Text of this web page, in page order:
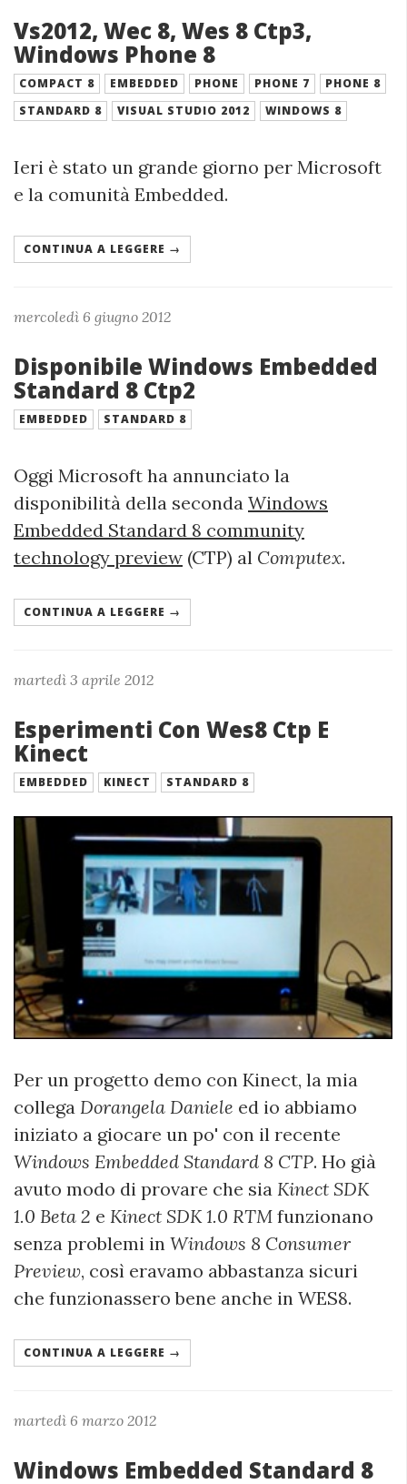
Vs2012, Wec 8, Wes 8 Ctp3,
Windows Phone 8
COMPACT 8 EMBEDDED PHONE PHONE 7
PHONE 8
STANDARD 8
VISUAL STUDIO 2012 WINDOWS 8
Ieri è stato un grande giorno per Microsoft
e la comunità Embedded.
CONTINUA A LEGGERE →
mercoledì 6 giugno 2012
Disponibile Windows Embedded
Standard 8 Ctp2
EMBEDDED STANDARD 8
Oggi Microsoft ha annunciato la
disponibilità della seconda Windows
Embedded Standard 8 community
technology preview (CTP) al Computex.
CONTINUA A LEGGERE →
martedì 3 aprile 2012
Esperimenti Con Wes8 Ctp E
Kinect
EMBEDDED KINECT STANDARD 8
Per un progetto demo con Kinect, la mia
collega Dorangela Daniele ed io abbiamo
iniziato a giocare un po' con il recente
Windows Embedded Standard 8 CTP. Ho già
avuto modo di provare che sia Kinect SDK
1.0 Beta 2 e Kinect SDK 1.0 RTM funzionano
senza problemi in Windows 8 Consumer
Preview, così eravamo abbastanza sicuri
che funzionassero bene anche in WES8.
CONTINUA A LEGGERE →
martedì 6 marzo 2012
Windows Embedded Standard 8